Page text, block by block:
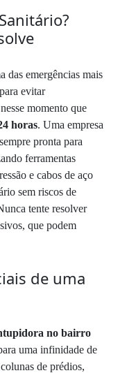
das emergências mais
evitar
momento que
horas. Uma empresa
pronta para
ferramentas
e cabos de aço
sem riscos de
tente resolver
que podem
de uma
no bairro
uma infinidade de
de prédios,